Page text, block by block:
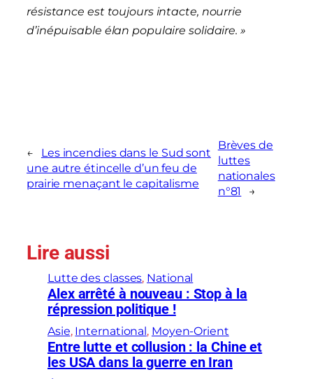
résistance est toujours intacte, nourrie
d’inépuisable élan populaire solidaire. »
←
Les incendies dans le Sud sont
une autre étincelle d’un feu de
prairie menaçant le capitalisme
Brèves de
luttes
nationales
n°81
→
Lire aussi
Lutte des classes, National
Alex arrêté à nouveau : Stop à la
répression politique !
Asie, International, Moyen-Orient
Entre lutte et collusion : la Chine et
les USA dans la guerre en Iran